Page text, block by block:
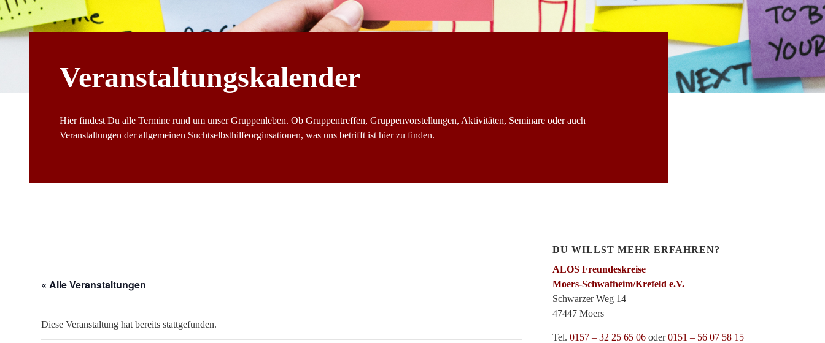
Veranstaltungskalender
Hier findest Du alle Termine rund um unser Gruppenleben. Ob Gruppentreffen, Gruppenvorstellungen, Aktivitäten, Seminare oder auch
Veranstaltungen der allgemeinen Suchtselbsthilfeorginsationen, was uns betrifft ist hier zu finden.
« Alle Veranstaltungen
Diese Veranstaltung hat bereits stattgefunden.
DU WILLST MEHR ERFAHREN?
ALOS Freundeskreise
Moers-Schwafheim/Krefeld e.V.
Schwarzer Weg 14
47447 Moers
Tel.0157 – 32 25 65 06 oder0151 – 56 07 58 15